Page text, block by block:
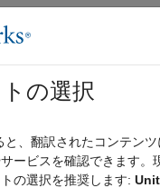
ス ナビゲー
ム
(C)
のクラス
の選択
、翻訳されたコンテンツ
ービスを確認できます。
の選択を推奨します: